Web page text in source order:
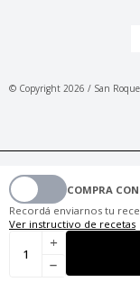
COMPRA
Recordá enviarnos tu
Ver instructivo de recetas
add
remove
© Copyright 2026 / San Roque